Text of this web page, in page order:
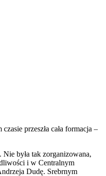
przeszła cała formacja –
była tak zorganizowana,
i w Centralnym
Dudę. Srebrnym